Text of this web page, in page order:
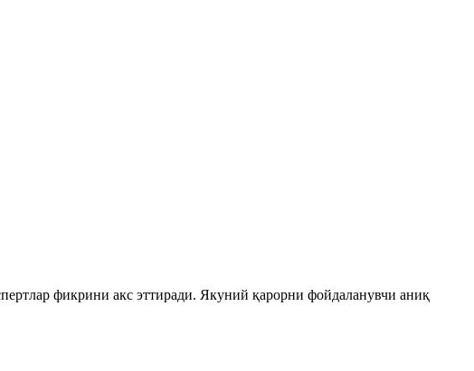
фикрини акс эттиради. Якуний қарорни фойдаланувчи аниқ